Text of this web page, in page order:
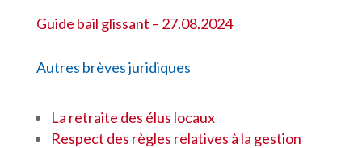
Guide bail glissant – 27.08.2024
Autres brèves juridiques
La retraite des élus locaux
Respect des règles relatives à la gestion